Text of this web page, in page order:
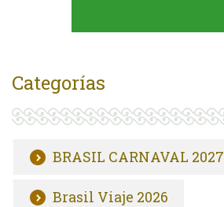
Categorías
BRASIL CARNAVAL 2027
Brasil Viaje 2026